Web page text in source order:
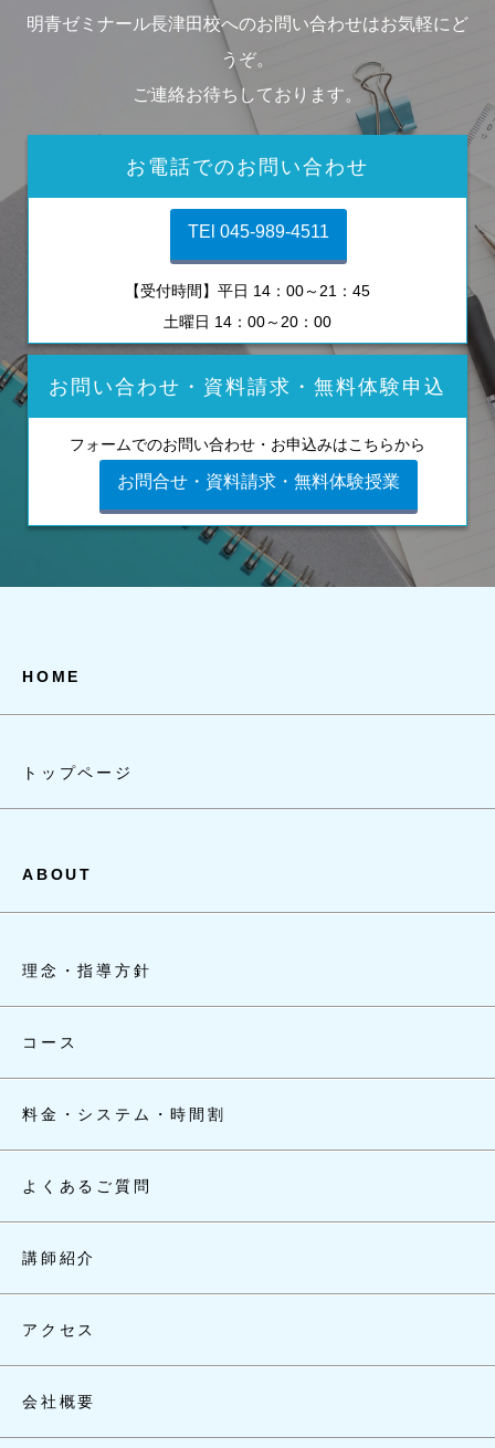
明青ゼミナール長津田校へのお問い合わせはお気軽にど
うぞ。
ご連絡お待ちしております。
お電話でのお問い合わせ
TEl 045-989-4511
【受付時間】平日 14：00～21：45
土曜日 14：00～20：00
お問い合わせ・資料請求・無料体験申込
フォームでのお問い合わせ・お申込みはこちらから
お問合せ・資料請求・無料体験授業
HOME
トップページ
ABOUT
理念・指導方針
コース
料金・システム・時間割
よくあるご質問
講師紹介
アクセス
会社概要